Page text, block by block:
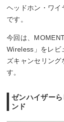
ヘッドホン・ワイ
です。
今回は、
Wireless」をレビ
ズキャンセリン
す。
ゼンハイザー
ンド